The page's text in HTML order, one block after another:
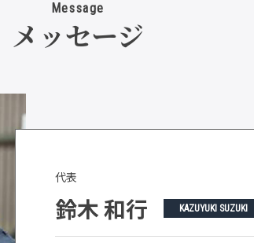
Message
メッセージ
代表
鈴木 和行 KAZUYUKI SUZUKI